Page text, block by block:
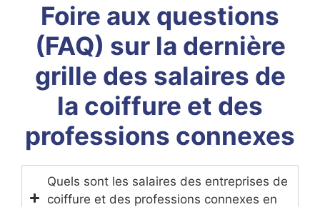
Foire aux questions
(FAQ) sur la dernière
grille des salaires de
la coiffure et des
professions connexes
Quels sont les salaires des entreprises de
coiffure et des professions connexes en